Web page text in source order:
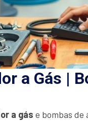
a Gás |
a gás e bombas de